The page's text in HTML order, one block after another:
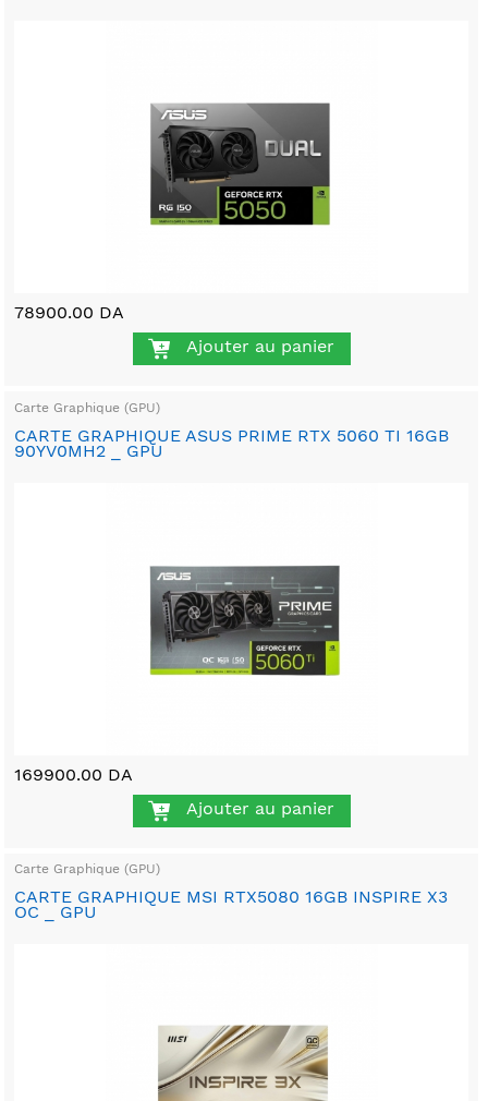
78900.00 DA
Ajouter au panier
Carte Graphique (GPU)
CARTE GRAPHIQUE ASUS PRIME RTX 5060 TI 16GB
90YV0MH2 _ GPU
169900.00 DA
Ajouter au panier
Carte Graphique (GPU)
CARTE GRAPHIQUE MSI RTX5080 16GB INSPIRE X3
OC _ GPU